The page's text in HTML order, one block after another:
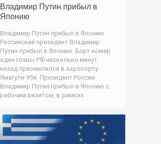
Владимир Путин прибыл в
Японию
Владимир Путин прибыл в Японию.
Российский президент Владимир
Путин прибыл в Японию. Борт номер
один главы РФ несколько минут
назад приземлился в аэропорту
Ямагути-Убе. Президент России
Владимир Путин прибыл в Японию с
рабочим визитом, в рамках